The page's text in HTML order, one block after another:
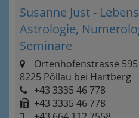
Susanne Just -
Astrologie,
Seminare
Ortenhofenstrasse
8225 Pöllau bei Hartberg
+43 3335 46 778
+43 3335 46 778